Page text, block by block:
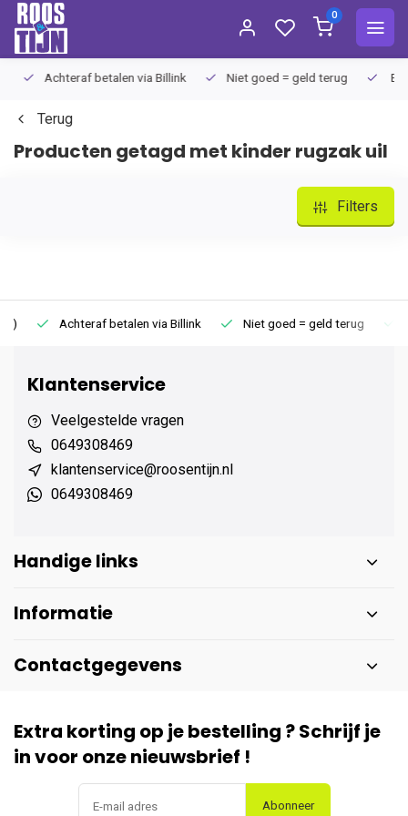
0
Achteraf betalen via Billink Niet goed = geld terug
Terug
Producten getagd met kinder rugzak uil
Filters
Achteraf betalen via Billink Niet goed = geld terug
Klantenservice
Veelgestelde vragen
0649308469
klantenservice@roosentijn.nl
0649308469
Handige links
Informatie
Contactgegevens
Extra korting op je bestelling ? Schrijf je
in voor onze nieuwsbrief !
Abonneer